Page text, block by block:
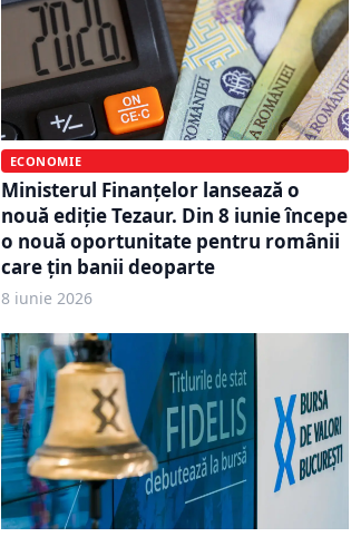
ECONOMIE
Ministerul Finanțelor lansează o
nouă ediție Tezaur. Din 8 iunie începe
o nouă oportunitate pentru românii
care țin banii deoparte
8 iunie 2026